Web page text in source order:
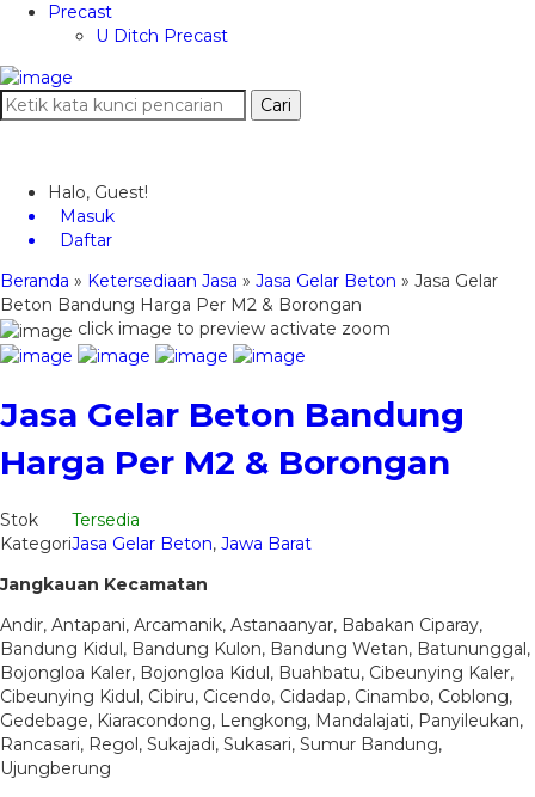
Precast
U Ditch Precast
Cari
Halo, Guest!
Masuk
Daftar
Beranda » Ketersediaan Jasa » Jasa Gelar Beton » Jasa Gelar
Beton Bandung Harga Per M2 & Borongan
click image to preview activate zoom
Jasa Gelar Beton Bandung
Harga Per M2 & Borongan
Stok
Tersedia
KategoriJasa Gelar Beton, Jawa Barat
Jangkauan Kecamatan
Andir, Antapani, Arcamanik, Astanaanyar, Babakan Ciparay,
Bandung Kidul, Bandung Kulon, Bandung Wetan, Batununggal,
Bojongloa Kaler, Bojongloa Kidul, Buahbatu, Cibeunying Kaler,
Cibeunying Kidul, Cibiru, Cicendo, Cidadap, Cinambo, Coblong,
Gedebage, Kiaracondong, Lengkong, Mandalajati, Panyileukan,
Rancasari, Regol, Sukajadi, Sukasari, Sumur Bandung,
Ujungberung